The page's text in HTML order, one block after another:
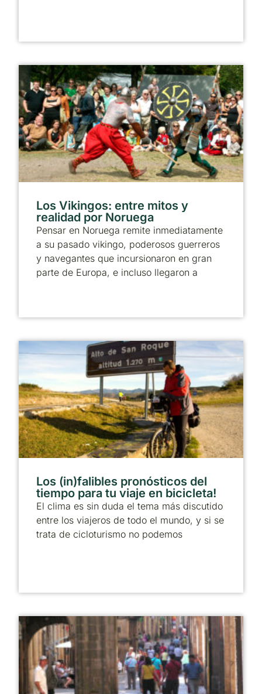
Los Vikingos: entre mitos y
realidad por Noruega
Pensar en Noruega remite inmediatamente
a su pasado vikingo, poderosos guerreros
y navegantes que incursionaron en gran
parte de Europa, e incluso llegaron a
Los (in)falibles pronósticos del
tiempo para tu viaje en bicicleta!
El clima es sin duda el tema más discutido
entre los viajeros de todo el mundo, y si se
trata de cicloturismo no podemos